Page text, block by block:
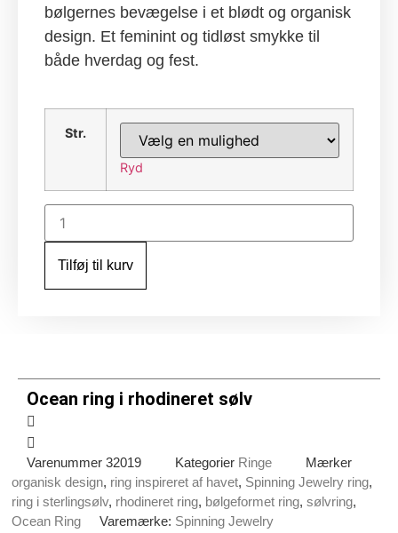
bølgernes bevægelse i et blødt og organisk
design. Et feminint og tidløst smykke til
både hverdag og fest.
Str.
Ryd
Ocean
ring
i
sølv
Tilføj til kurv
Ocean ring i rhodineret sølv
Varenummer 32019 Kategorier Ringe
Mærker
organisk design, ring inspireret af havet, Spinning Jewelry ring,
ring i sterlingsølv, rhodineret ring, bølgeformet ring, sølvring,
Ocean Ring
Varemærke: Spinning Jewelry